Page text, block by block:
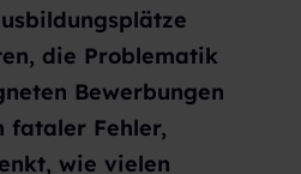
die Problematik
Bewerbungen
fataler Fehler,
wie vielen